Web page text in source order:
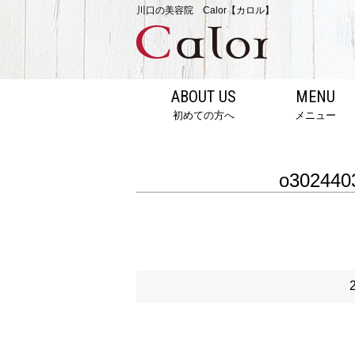
川口の美容院 Calor【カロル】
ABOUT US
初めての方へ
MENU
メニュー